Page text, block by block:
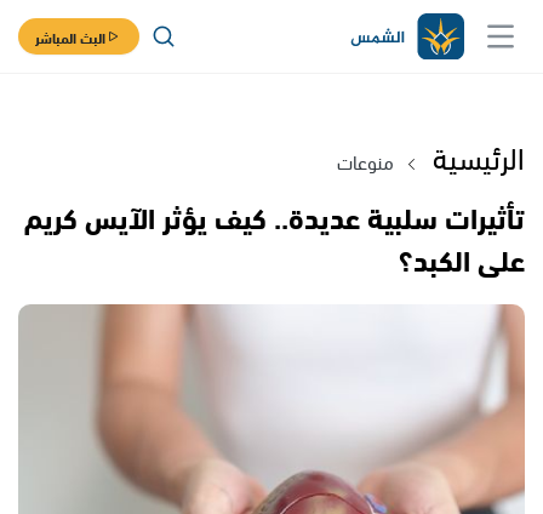
البث المباشر
الرئيسية منوعات
تأثيرات سلبية عديدة.. كيف يؤثر الآيس كريم
على الكبد؟